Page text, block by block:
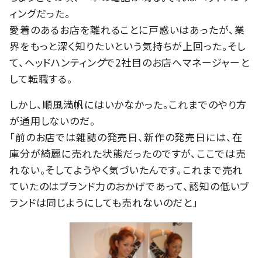
ィングだった。
愛着のあるお店を離れることに戸惑いはあったが、業
界をもっと深く知りたいという気持ちが上回った。そし
て、ヘッドハンティングで2社目のお店へマネージャーと
して転職する。
しかし、順風満帆にはいかなかった。これまでのやり方
が通用しないのだ。
「前のお店では雑誌の発売日、新作の発売日には、在
庫分が綺麗に売れた状態だったのですが、ここでは売
れない。そしてようやく気づいたんです。これまで売れ
ていたのはブランド力のおかげであって、認知の低いブ
ランドは同じようにしても売れないのだと」